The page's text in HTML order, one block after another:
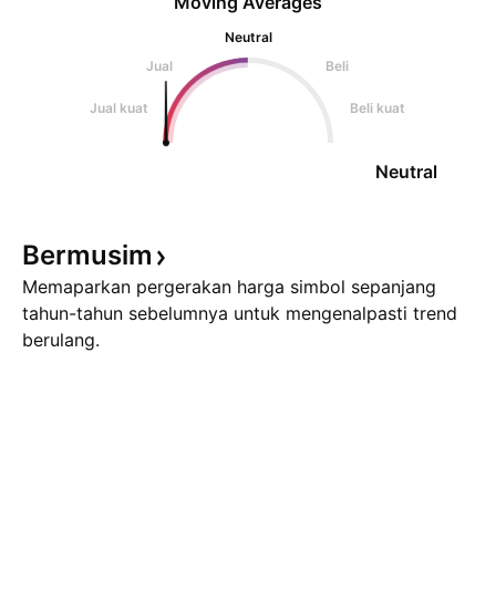
Neutral
Jual
Beli
Jual kuat Beli kuat
Neutral
Bermusim
Memaparkan pergerakan harga simbol sepanjang
tahun-tahun sebelumnya untuk mengenalpasti trend
berulang.